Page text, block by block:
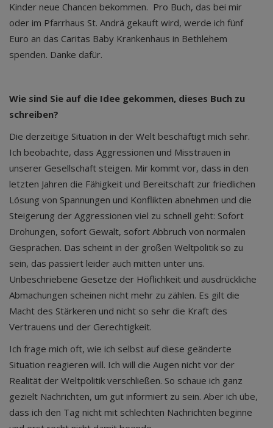
Kinder neue Chancen bekommen. Pro Buch, das bei mir
oder im Pfarrhaus St. Andrä gekauft wird, werde ich fünf
Euro an das Caritas Baby Krankenhaus in Bethlehem
spenden. Danke dafür.
Wie sind Sie auf die Idee gekommen, dieses Buch zu
schreiben?
Die derzeitige Situation in der Welt beschäftigt mich sehr.
Ich beobachte, dass Aggressionen und Misstrauen in
unserer Gesellschaft steigen. Mir kommt vor, dass in den
letzten Jahren die Fähigkeit und Bereitschaft zur friedlichen
Lösung von Spannungen und Konflikten abnehmen und die
Steigerung der Aggressionen viel zu schnell geht: Sofort
Drohungen, sofort Gewalt, sofort Abbruch von normalen
Gesprächen. Das scheint in der großen Weltpolitik so zu
sein, das passiert leider auch mitten unter uns.
Unbeschriebene Gesetze der Höflichkeit und ausdrückliche
Abmachungen scheinen nicht mehr zu zählen. Es gilt die
Macht des Stärkeren und nicht so sehr die Kraft des
Vertrauens und der Gerechtigkeit.
Ich frage mich oft, wie ich selbst auf diese geänderte
Situation reagieren will. Ich will die Augen nicht vor der
Realität der Weltpolitik verschließen. So schaue ich ganz
gezielt Nachrichten, um gut informiert zu sein. Aber ich übe,
dass ich den Tag nicht mit schlechten Nachrichten beginne